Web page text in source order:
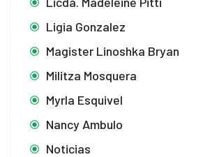
Ligia Gonzalez
Magister Linoshka Bryan
Militza Mosquera
Myrla Esquivel
Nancy Ambulo
Noticias